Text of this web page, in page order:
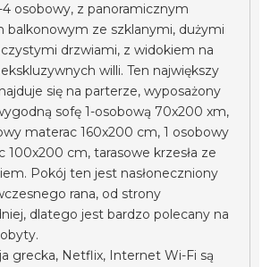
4 osobowy, z panoramicznym
balkonowym ze szklanymi, dużymi
drzwiami, z widokiem na
willi. Ten największy
się na parterze, wyposażony
sofę 1-osobową 70x200 xm,
materac 160x200 cm, 1 osobowy
100x200 cm, tarasowe krzesła ze
Pokój ten jest nasłoneczniony
rana, od strony
dlatego jest bardzo polecany na
grecka, Netflix, Internet Wi-Fi są